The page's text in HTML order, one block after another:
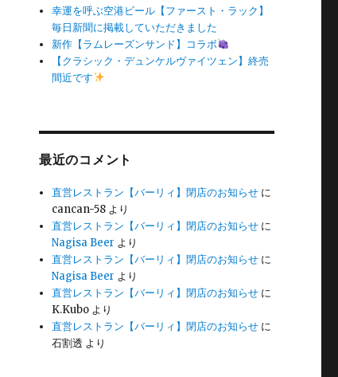
幸運を呼ぶ空港ビール【ファースト・ラック】
毎日新聞に掲載していただきました
新作【ラムレーズンサンド】コラボ
【クラシック・デュンケルヴァイツェン】終売
間近です
最近のコメント
直営レストラン【バーリィ】閉店のお知らせ に
cancan-58 より
直営レストラン【バーリィ】閉店のお知らせ に
Nagisa Beer より
直営レストラン【バーリィ】閉店のお知らせ に
Nagisa Beer より
直営レストラン【バーリィ】閉店のお知らせ に
K.Kubo より
直営レストラン【バーリィ】閉店のお知らせ に
石割透 より